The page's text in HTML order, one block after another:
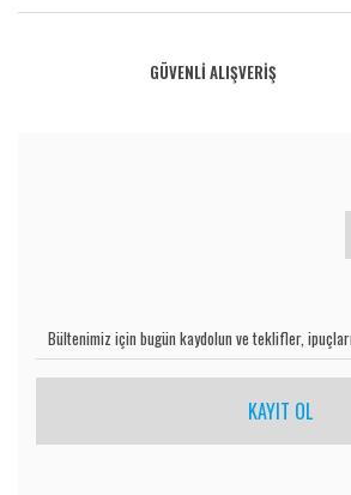
Görüş ve önerileriniz için teşekkür ederiz.
Ürün resmi kalitesiz, bozuk veya görüntülenemiyor.
GÜVENLİ ALIŞVERİŞ
KAYIT OL